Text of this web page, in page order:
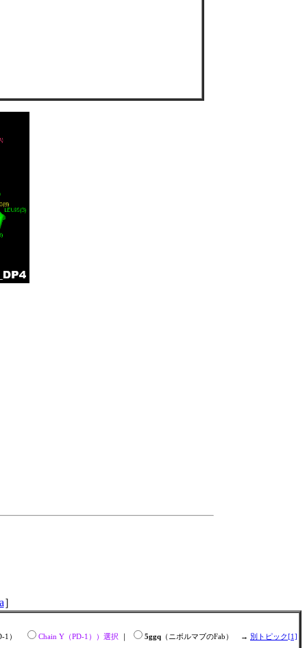
］
1） Chain Y（PD-1））選択 5ggq （ニボルマブのFab） → 別トピック[1]